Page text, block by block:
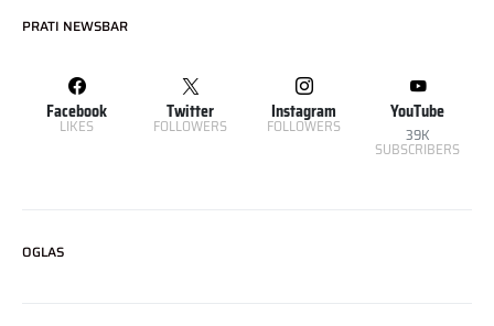
PRATI NEWSBAR
Facebook
LIKES
Twitter
FOLLOWERS
Instagram
FOLLOWERS
YouTube
39K
SUBSCRIBERS
OGLAS